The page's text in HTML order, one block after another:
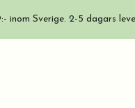
Sverige. 2-5 dagars